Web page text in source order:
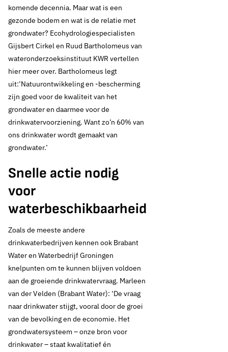
Waterspiegel 1 2023:
ruimtelijke
provinciale puzzels,
water vasthouden en
grondwaterkwaliteit
Thema's:
komende decennia. Maar wat is een
gezonde bodem en wat is de relatie met
grondwater? Ecohydrologiespecialisten
Gijsbert Cirkel en Ruud Bartholomeus van
wateronderzoeksinstituut KWR vertellen
hier meer over. Bartholomeus legt
uit:’Natuurontwikkeling en -bescherming
zijn goed voor de kwaliteit van het
grondwater en daarmee voor de
drinkwatervoorziening. Want zo’n 60% van
ons drinkwater wordt gemaakt van
grondwater.’
Snelle actie nodig
voor
waterbeschikbaarheid
Zoals de meeste andere
drinkwaterbedrijven kennen ook Brabant
Water en Waterbedrijf Groningen
knelpunten om te kunnen blijven voldoen
aan de groeiende drinkwatervraag. Marleen
van der Velden (Brabant Water): ‘De vraag
naar drinkwater stijgt, vooral door de groei
van de bevolking en de economie. Het
grondwatersysteem – onze bron voor
drinkwater – staat kwalitatief én